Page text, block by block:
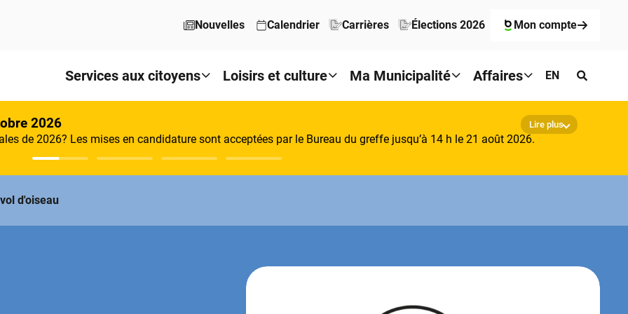
Nouvelles
Calendrier Carrières Élections 2026 Mon compte
Services aux citoyens Loisirs et culture Ma Municipalité Affaires EN
Lire plus
2026
de 2026? Les mises en candidature sont acceptées par le Bureau du greffe jusqu’à 14 h le 21 août 2026.
d'oiseau